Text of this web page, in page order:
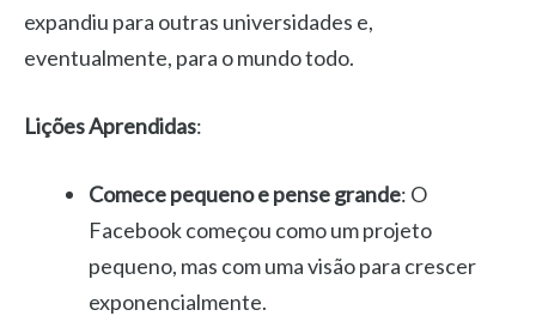
expandiu para outras universidades e,
eventualmente, para o mundo todo.
Lições Aprendidas:
Comece pequeno e pense grande: O
Facebook começou como um projeto
pequeno, mas com uma visão para crescer
exponencialmente.